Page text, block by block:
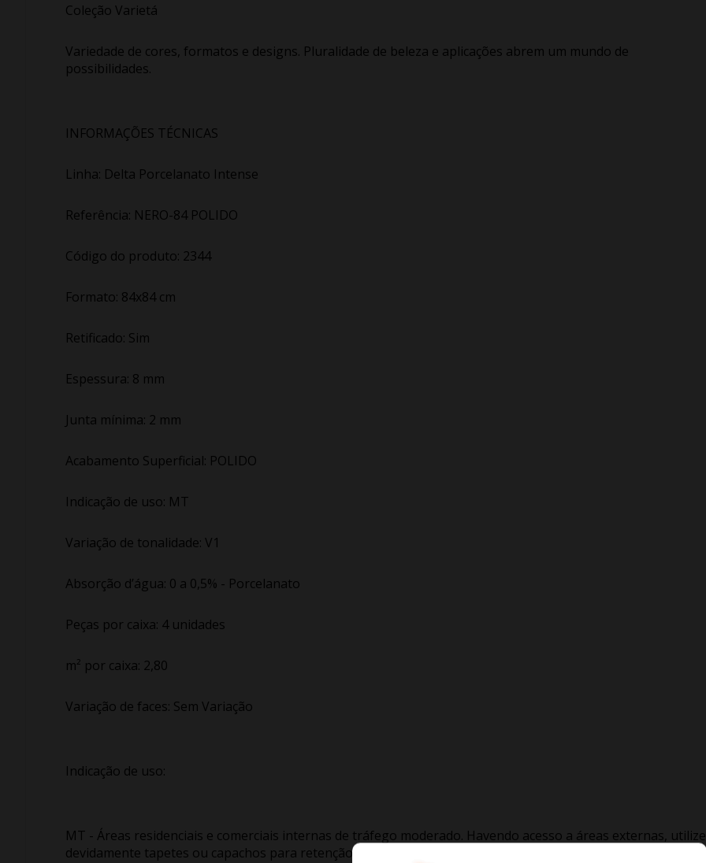
Coleção Varietá
Variedade de cores, formatos e designs. Pluralidade de beleza e aplicações abrem um mundo de
possibilidades.
INFORMAÇÕES TÉCNICAS
Linha: Delta Porcelanato Intense
Referência: NERO-84 POLIDO
Código do produto: 2344
Formato: 84x84 cm
Retificado: Sim
Espessura: 8 mm
Junta mínima: 2 mm
Acabamento Superficial: POLIDO
Indicação de uso: MT
Variação de tonalidade: V1
Absorção d’água: 0 a 0,5% - Porcelanato
Peças por caixa: 4 unidades
m² por caixa: 2,80
Variação de faces: Sem Variação
Indicação de uso:
MT - Áreas residenciais e comerciais internas de tráfego moderado. Havendo acesso a áreas externas, utilize
devidamente tapetes ou capachos para retenção de resíduos externos.